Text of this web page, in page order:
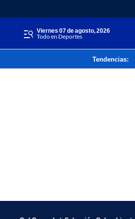
viernes 07 de agosto, 2026
Todo en Deportes
Tendencias: